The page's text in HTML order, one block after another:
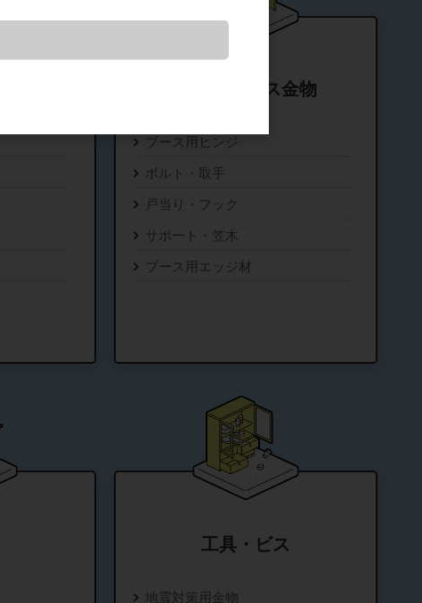
トイレブース金物
ブース用ヒンジ
ボルト・取手
戸当り・フック
サポート・笠木
ブース用エッジ材
工具・ビス
地震対策用金物